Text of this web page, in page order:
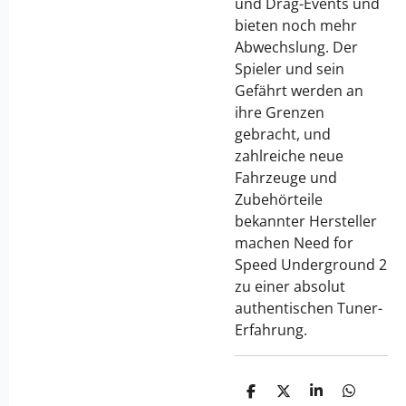
bieten noch mehr
Abwechslung. Der
Spieler und sein
Gefährt werden an
ihre Grenzen
gebracht, und
zahlreiche neue
Fahrzeuge und
Zubehörteile
bekannter Hersteller
machen Need for
Speed Underground 2
zu einer absolut
authentischen Tuner-
Erfahrung.
T
T
T
T